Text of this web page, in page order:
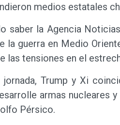
medios estatales
saber la Agencia
la guerra en Medio
las tensiones en el
jornada, Trump y Xi
armas nucleares
Pérsico.